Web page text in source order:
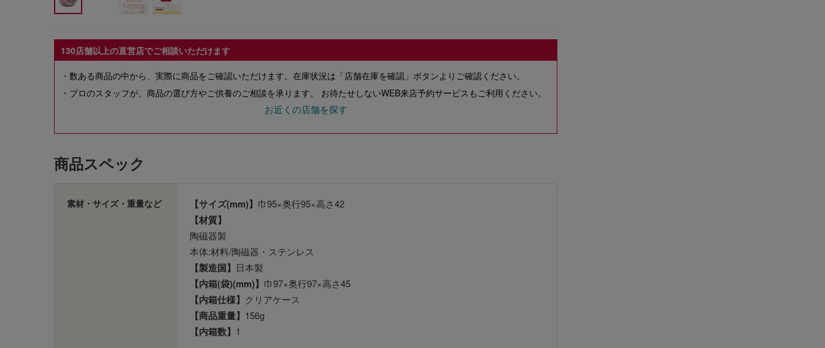
130店舗以上の直営店でご相談いただけます
・数ある商品の中から、実際に商品をご確認いただけます。在庫状況は「店舗在庫を確認」ボタンよりご確認ください。
・プロのスタッフが、商品の選び方やご供養のご相談を承ります。 お待たせしないWEB来店予約サービスもご利用ください。
お近くの店舗を探す
商品スペック
素材・サイズ・重量など 【サイズ(mm)】 巾95×奥行95×高さ42
【材質】
陶磁器製
本体:材料/陶磁器・ステンレス
【製造国】 日本製
【内箱(袋)(mm)】 巾97×奥行97×高さ45
【内箱仕様】 クリアケース
【商品重量】 156g
【内箱数】 1